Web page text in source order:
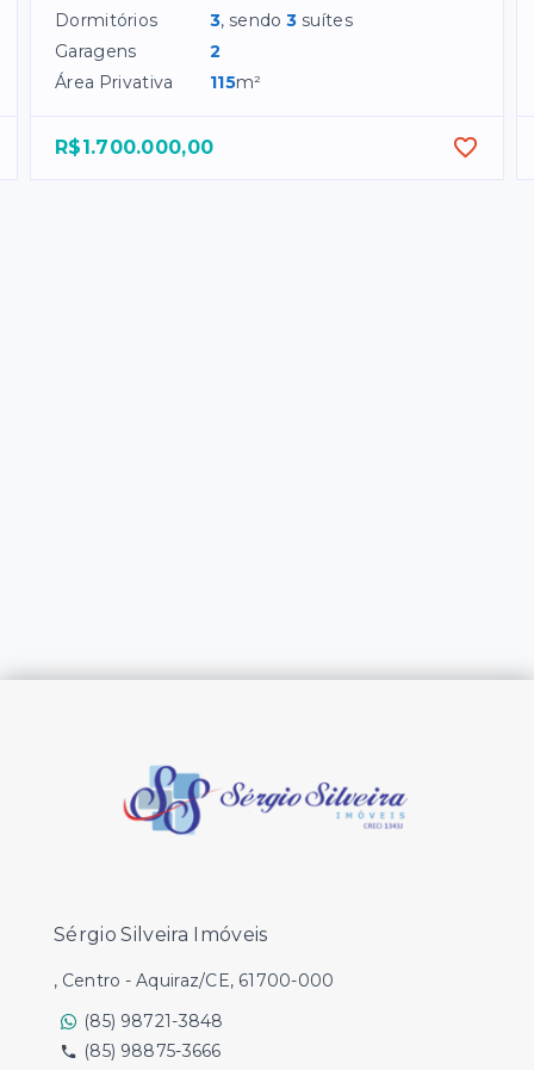
Dormitórios 3, sendo3 suítes
Garagens
2
Área Privativa
115m²
R$1.700.000,00
Sérgio Silveira Imóveis
, Centro - Aquiraz/CE, 61700-000
(85) 98721-3848
(85) 98875-3666